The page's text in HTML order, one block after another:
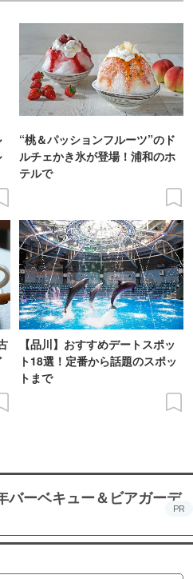
“桃＆パッションフルーツ”のド
ルチェかき氷が登場！浦和のホ
テルで
【品川】おすすめデートスポッ
ト18選！定番から話題のスポッ
トまで
バーベキュー＆ビアガーデ
PR